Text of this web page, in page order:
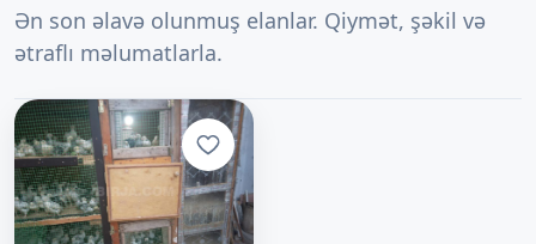
Ən son əlavə olunmuş elanlar. Qiymət, şəkil və
ətraflı məlumatlarla.